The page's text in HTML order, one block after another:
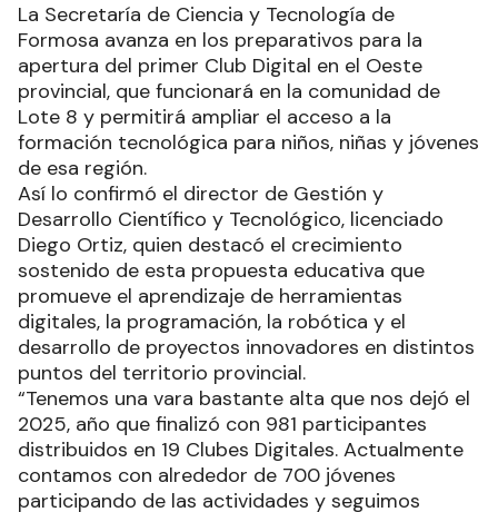
La Secretaría de Ciencia y Tecnología de
Formosa avanza en los preparativos para la
apertura del primer Club Digital en el Oeste
provincial, que funcionará en la comunidad de
Lote 8 y permitirá ampliar el acceso a la
formación tecnológica para niños, niñas y jóvenes
de esa región.
Así lo confirmó el director de Gestión y
Desarrollo Científico y Tecnológico, licenciado
Diego Ortiz, quien destacó el crecimiento
sostenido de esta propuesta educativa que
promueve el aprendizaje de herramientas
digitales, la programación, la robótica y el
desarrollo de proyectos innovadores en distintos
puntos del territorio provincial.
“Tenemos una vara bastante alta que nos dejó el
2025, año que finalizó con 981 participantes
distribuidos en 19 Clubes Digitales. Actualmente
contamos con alrededor de 700 jóvenes
participando de las actividades y seguimos